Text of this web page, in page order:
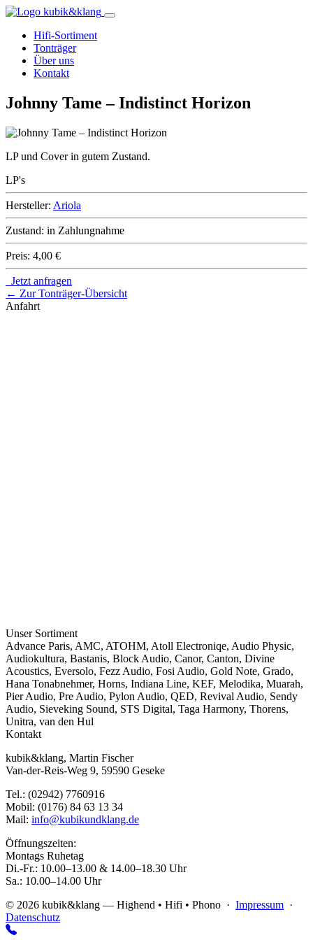
Hifi-Sortiment
Tonträger
Über uns
Kontakt
Johnny Tame – Indistinct Horizon
LP und Cover in gutem Zustand.
LP's
Hersteller: Ariola
Zustand: in Zahlungnahme
Preis: 4,00 €
Jetzt anfragen
← Zur Tonträger-Übersicht
Anfahrt
Unser Sortiment
Advance Paris, AMC, ATOHM, Atoll Electroniqe, Audio Physic,
Audiokultura, Bastanis, Block Audio, Canor, Canton, Divine
Acoustics, Eversolo, Fezz Audio, Fosi Audio, Gold Note, Grado,
Hana Tonabnehmer, Horns, Indiana Line, KEF, Melodika, Muarah,
Pier Audio, Pre Audio, Pylon Audio, QED, Revival Audio, Sendy
Audio, Sieveking Sound, STS Digital, Taga Harmony, Thorens,
Unitra, van den Hul
Kontakt
kubik&klang, Martin Fischer
Van-der-Reis-Weg 9, 59590 Geseke
Tel.: (02942) 7760916
Mobil: (0176) 84 63 13 34
Mail: info@kubikundklang.de
Öffnungszeiten:
Montags Ruhetag
Di.-Fr.: 10.00–13.00 & 14.00–18.30 Uhr
Sa.: 10.00–14.00 Uhr
© 2026 kubik&klang — Highend • Hifi • Phono · Impressum ·
Datenschutz